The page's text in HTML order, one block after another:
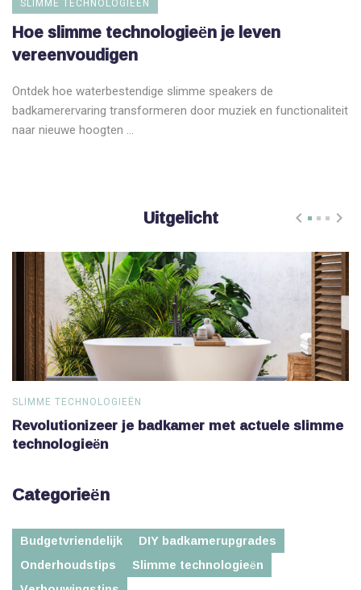
SLIMME TECHNOLOGIEËN
Hoe slimme technologieën je leven
vereenvoudigen
Ontdek hoe waterbestendige slimme speakers de
badkamerervaring transformeren door muziek en functionaliteit
naar nieuwe hoogten ...
Uitgelicht
SLIMME TECHNOLOGIEËN
Revolutionizeer je badkamer met actuele slimme
technologieën
Categorieën
Budgetvriendelijk
DIY badkamerupgrades
Onderhoudstips
Slimme technologieën